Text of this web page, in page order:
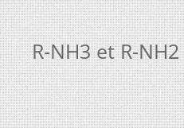
R-NH3 et R-NH2